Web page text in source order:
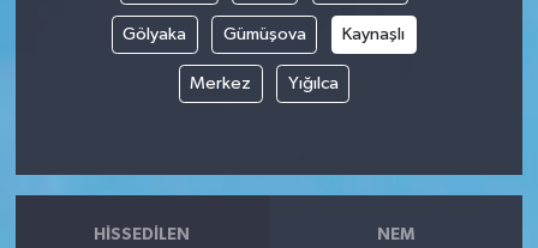
Gölyaka Gümüşova Kaynaşlı
Merkez Yığılca
HISSEDILEN NEM